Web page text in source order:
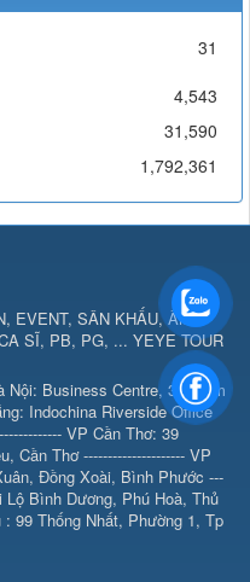
31
4,543
31,590
1,792,361
EVENT, SÂN KHẤU, ÂM
SĨ, PB, PG, ... YEYE TOUR
Nội: Business Centre, 360 Kim
Indochina Riverside Office
VP Cần Thơ: 39
Cần Thơ --------------------- VP
Đồng Xoài, Bình Phước ---
Bình Dương, Phú Hoà, Thủ
: 99 Thống Nhất, Phường 1, Tp